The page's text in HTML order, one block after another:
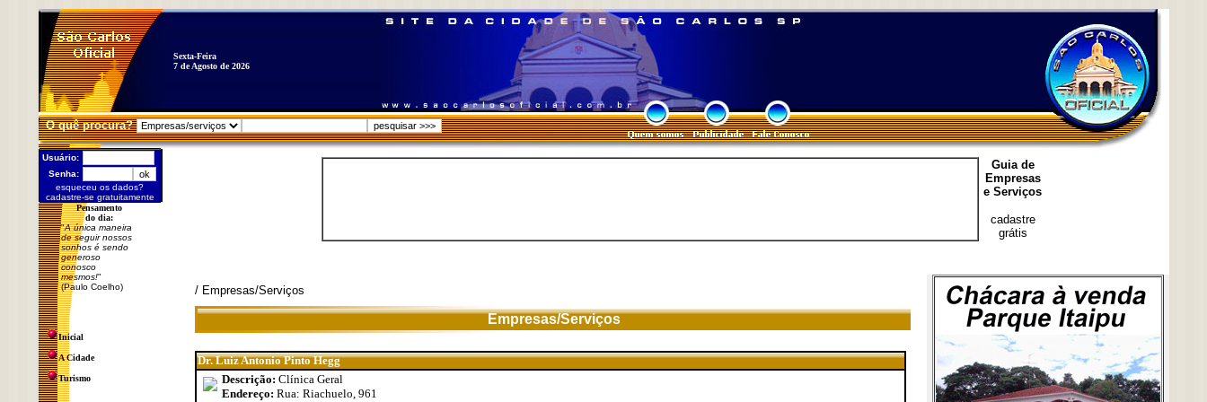
Sexta-Feira
7 de Agosto de 2026
O quê procura?
Usuário:
Senha:
esqueceu os dados?
cadastre-se gratuitamente
Pensamento
do dia:
"A única maneira
de seguir nossos
sonhos é sendo
generoso
conosco
mesmos!"
(Paulo Coelho)
Inicial
A Cidade
Turismo
Guia de
Empresas
e Serviços
cadastre
grátis
/ Empresas/Serviços
Empresas/Serviços
Dr. Luiz Antonio Pinto Hegg
Descrição: Clínica Geral
Endereço: Rua: Riachuelo, 961